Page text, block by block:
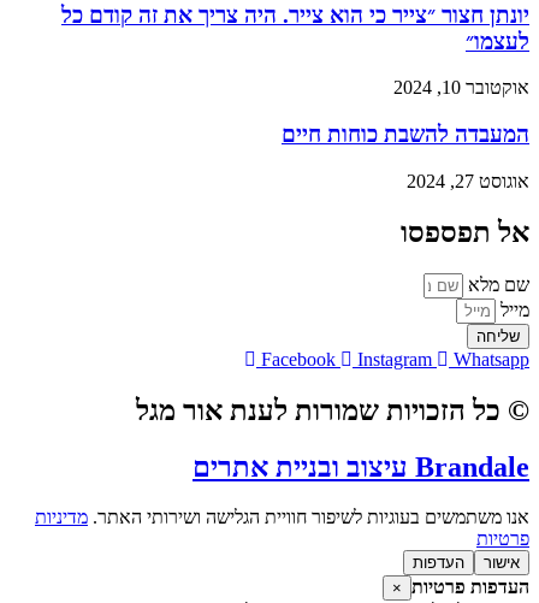
יונתן חצור ״צייר כי הוא צייר. היה צריך את זה קודם כל
לעצמו״
אוקטובר 10, 2024
המעבדה להשבת כוחות חיים
אוגוסט 27, 2024
אל תפספסו
שם מלא
מייל
שליחה
Facebook Instagram Whatsapp
© כל הזכויות שמורות לענת אור מגל
Brandale עיצוב ובניית אתרים
אנו משתמשים בעוגיות לשיפור חוויית הגלישה ושירותי האתר. מדיניות
פרטיות
אישור העדפות
העדפות פרטיות ×